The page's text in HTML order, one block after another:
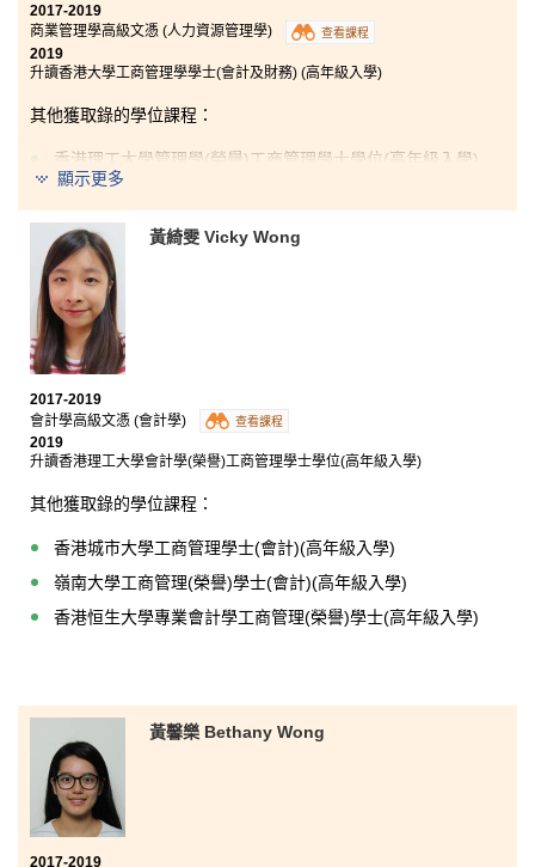
為理想奮鬥，令兩年的書院生活變得輕鬆及愉快。
2017-2019
商業管理學高級文憑 (人力資源管理學)
查看課程
2019
升讀香港大學工商管理學學士(會計及財務) (高年級入學)
其他獲取錄的學位課程：
香港理工大學管理學(榮譽)工商管理學士學位(高年級入學)
學。我在完成這兩年高級文憑的課程後，發覺在書院讀
書的時間沒有白費，只要有恆心和堅持，一定可以升讀
理想的大學。
顯示更多
黃綺雯 Vicky Wong
2017-2019
會計學高級文憑 (會計學)
查看課程
2019
升讀香港理工大學會計學(榮譽)工商管理學士學位(高年級入學)
其他獲取錄的學位課程：
香港城市大學工商管理學士(會計)(高年級入學)
嶺南大學工商管理(榮譽)學士(會計)(高年級入學)
香港恒生大學專業會計學工商管理(榮譽)學士(高年級入學)
黃馨樂 Bethany Wong
2017-2019